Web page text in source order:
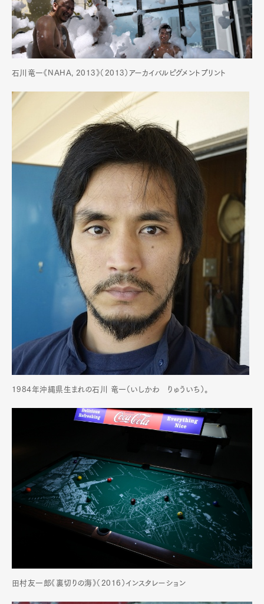
Pen Membership
Magazine
Official Columnist
About
Pen Meet
Pen international Pen tw
石川竜一《NAHA, 2013》（2013）アーカイバルピグメントプリント
1984年沖縄県生まれの石川 竜一（いしかわ りゅういち）。
田村友一郎《裏切りの海》（2016）インスタレーション